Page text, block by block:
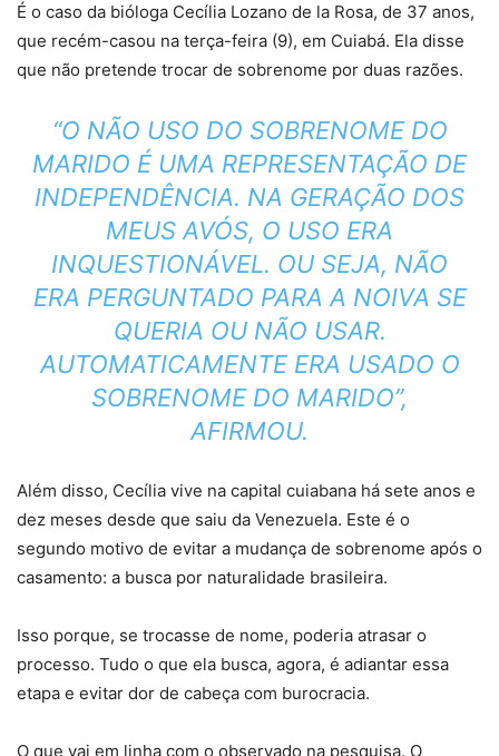
É o caso da bióloga Cecília Lozano de la Rosa, de 37 anos,
que recém-casou na terça-feira (9), em Cuiabá. Ela disse
que não pretende trocar de sobrenome por duas razões.
“O NÃO USO DO SOBRENOME DO
MARIDO É UMA REPRESENTAÇÃO DE
INDEPENDÊNCIA. NA GERAÇÃO DOS
MEUS AVÓS, O USO ERA
INQUESTIONÁVEL. OU SEJA, NÃO
ERA PERGUNTADO PARA A NOIVA SE
QUERIA OU NÃO USAR.
AUTOMATICAMENTE ERA USADO O
SOBRENOME DO MARIDO”,
AFIRMOU.
Além disso, Cecília vive na capital cuiabana há sete anos e
dez meses desde que saiu da Venezuela. Este é o
segundo motivo de evitar a mudança de sobrenome após o
casamento: a busca por naturalidade brasileira.
Isso porque, se trocasse de nome, poderia atrasar o
processo. Tudo o que ela busca, agora, é adiantar essa
etapa e evitar dor de cabeça com burocracia.
O que vai em linha com o observado na pesquisa. O